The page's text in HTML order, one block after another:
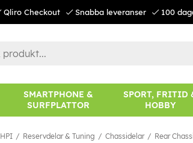
Qliro Checkout Snabba leveranser 100
SMARTPHONE &
SURFPLATTOR
SPORT, FRITID
HOBBY
HPI Reservdelar & Tuning Chassidelar Rear